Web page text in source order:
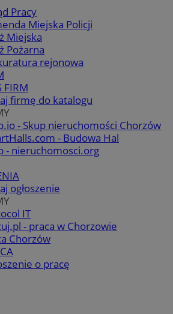
Pracy
Miejska Policji
Miejska
Pożarna
rejonowa
FIRM
firmę do katalogu
- Skup nieruchomości Chorzów
- Budowa Hal
- nieruchomosci.org
ogłoszenie
IT
- praca w Chorzowie
Chorzów
o pracę